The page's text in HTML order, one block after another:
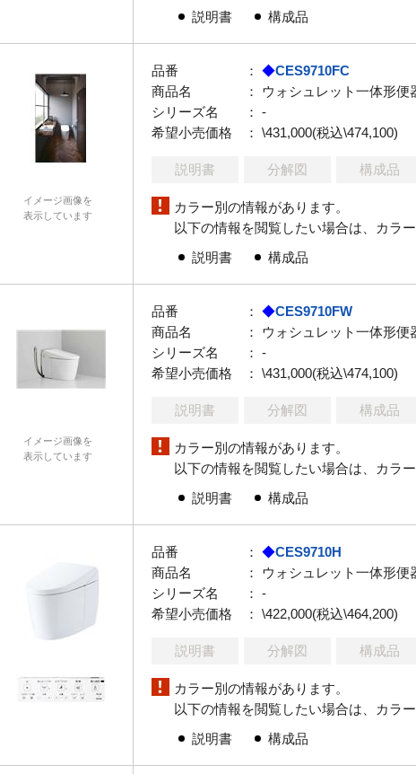
説明書
構成品
イメージ画像を
表示しています
品番 ： ◆CES9710FC
商品名
： ウォシュレット一体形便
シリーズ名
： -
希望小売価格
： \431,000(税込\474,100)
説明書 分解図 構成品
カラー別の情報があります。
以下の情報を閲覧したい場合は、カラ
説明書
構成品
イメージ画像を
表示しています
品番 ： ◆CES9710FW
商品名
： ウォシュレット一体形便
シリーズ名
： -
希望小売価格
： \431,000(税込\474,100)
説明書 分解図 構成品
カラー別の情報があります。
以下の情報を閲覧したい場合は、カラ
説明書
構成品
品番 ： ◆CES9710H
商品名
： ウォシュレット一体形便
シリーズ名
： -
希望小売価格
： \422,000(税込\464,200)
説明書 分解図 構成品
カラー別の情報があります。
以下の情報を閲覧したい場合は、カラ
説明書
構成品